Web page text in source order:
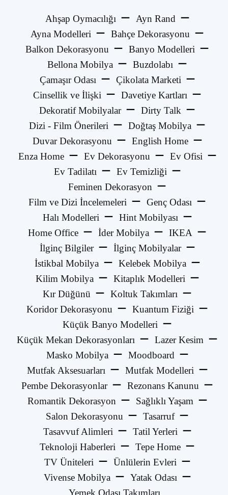
Ahşap Oymacılığı
Ayn Rand
Ayna Modelleri
Bahçe Dekorasyonu
Balkon Dekorasyonu
Banyo Modelleri
Bellona Mobilya
Buzdolabı
Çamaşır Odası
Çikolata Marketi
Cinsellik ve İlişki
Davetiye Kartları
Dekoratif Mobilyalar
Dirty Talk
Dizi - Film Önerileri
Doğtaş Mobilya
Duvar Dekorasyonu
English Home
Enza Home
Ev Dekorasyonu
Ev Ofisi
Ev Tadilatı
Ev Temizliği
Feminen Dekorasyon
Film ve Dizi İncelemeleri
Genç Odası
Halı Modelleri
Hint Mobilyası
Home Office
İder Mobilya
IKEA
İlginç Bilgiler
İlginç Mobilyalar
İstikbal Mobilya
Kelebek Mobilya
Kilim Mobilya
Kitaplık Modelleri
Kır Düğünü
Koltuk Takımları
Koridor Dekorasyonu
Kuantum Fiziği
Küçük Banyo Modelleri
Küçük Mekan Dekorasyonları
Lazer Kesim
Masko Mobilya
Moodboard
Mutfak Aksesuarları
Mutfak Modelleri
Pembe Dekorasyonlar
Rezonans Kanunu
Romantik Dekorasyon
Sağlıklı Yaşam
Salon Dekorasyonu
Tasarruf
Tasavvuf Alimleri
Tatil Yerleri
Teknoloji Haberleri
Tepe Home
TV Üniteleri
Ünlülerin Evleri
Vivense Mobilya
Yatak Odası
Yemek Odası Takımları